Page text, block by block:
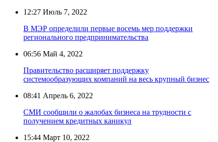
12:27 Июль 7, 2022
В МЭР определили первые восемь мер поддержки
регионального предпринимательства
06:56 Май 4, 2022
Правительство расширяет поддержку
системообразующих компаний на весь крупный бизнес
08:41 Апрель 6, 2022
СМИ сообщили о жалобах бизнеса на трудности с
получением кредитных каникул
15:44 Март 10, 2022